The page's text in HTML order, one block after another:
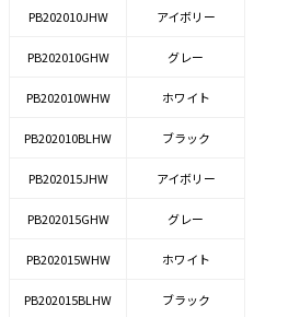
PB202010JHW アイボリー
PB202010GHW グレー
PB202010WHW ホワイト
PB202010BLHW ブラック
PB202015JHW アイボリー
PB202015GHW グレー
PB202015WHW ホワイト
PB202015BLHW ブラック